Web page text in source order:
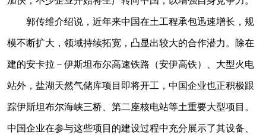
郭传维介绍说，近年来中国在土工程承包迅速增长，规
模不断扩大，领域持续拓宽，凸显出较大的合作潜力。除在
建的安卡拉－伊斯坦布尔高速铁路（安伊高铁）、大型火电
站外，盐湖天然气储库项目即将开工，中国企业也正积极跟
踪伊斯坦布尔海峡三桥、第二座核电站等土重要大型项目。
中国企业在参与这些项目的建设过程中充分展示了其设备、